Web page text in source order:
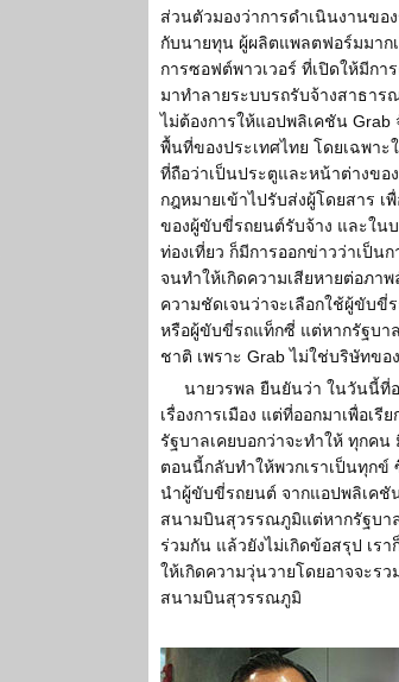
ส่วนตัวมองว่าการดำเนินงานขอ
กับนายทุน ผู้ผลิตแพลตฟอร์มมาก
การซอฟต์พาวเวอร์ ที่เปิดให้มีกา
มาทำลายระบบรถรับจ้างสาธาร
ไม่ต้องการให้แอปพลิเคชัน
พื้นที่ของประเทศไทย โดยเฉพา
ที่ถือว่าเป็นประตูและหน้าต่างขอ
กฎหมายเข้าไปรับส่งผู้โดยสาร เ
ของผู้ขับขี่รถยนต์รับจ้าง และใน
ท่องเที่ยว ก็มีการออกข่าวว่าเป็
จนทำให้เกิดความเสียหายต่อภา
ความชัดเจนว่าจะเลือกใช้ผู้ขับขี่
หรือผู้ขับขี่รถแท็กซี่ แต่หากรัฐบา
ชาติ เพราะ Grab ไม่ใช่บริษัทขอ
นายวรพล ยืนยันว่า ในวันนี้ที่อ
เรื่องการเมือง แต่ที่ออกมาเพื่อเ
รัฐบาลเคยบอกว่าจะทำให้ ทุกค
ตอนนี้กลับทำให้พวกเราเป็นทุกข์
นำผู้ขับขี่รถยนต์ จากแอปพลิเคชั
สนามบินสุวรรณภูมิแต่หากรัฐบา
ร่วมกัน แล้วยังไม่เกิดข้อสรุป เร
ให้เกิดความวุ่นวายโดยอาจจะร
สนามบินสุวรรณภูมิ